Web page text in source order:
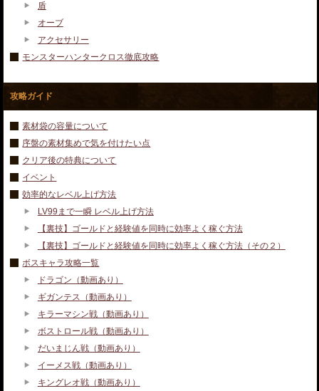
盾
オーブ
アクセサリー
モンスターハンタークロス徹底攻略
攻略ガイド
素材袋の容量について
序盤の素材集めで気を付けたい点
クリア後の特典について
イベント
効率的なレベル上げ方法
LV99まで一瞬 レベル上げ方法
【裏技】ゴールドと経験値を同時に効率よく稼ぐ方法
【裏技】ゴールドと経験値を同時に効率よく稼ぐ方法（その２）
ボスキャラ攻略一覧
ドラゴン（動画あり）
ギガンテス（動画あり）
キラーマシン戦（動画あり）
ボストロール戦（動画あり）
だいまじん戦（動画あり）
イーメス戦（動画あり）
キングレオ戦（動画あり）